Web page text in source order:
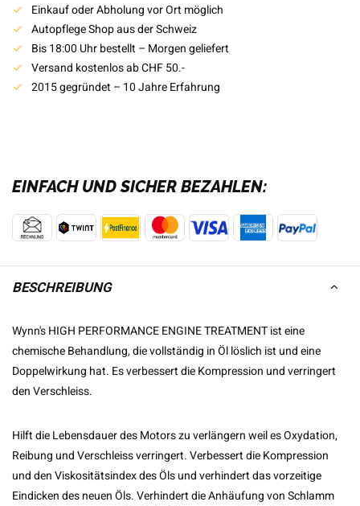
Einkauf oder Abholung vor Ort möglich
Autopflege Shop aus der Schweiz
Bis 18:00 Uhr bestellt – Morgen geliefert
Versand kostenlos ab CHF 50.-
2015 gegründet – 10 Jahre Erfahrung
EINFACH UND SICHER BEZAHLEN:
BESCHREIBUNG
Wynn's HIGH PERFORMANCE ENGINE TREATMENT ist eine
chemische Behandlung, die vollständig in Öl löslich ist und eine
Doppelwirkung hat. Es verbessert die Kompression und verringert
den Verschleiss.
Hilft die Lebensdauer des Motors zu verlängern weil es Oxydation,
Reibung und Verschleiss verringert. Verbessert die Kompression
und den Viskositätsindex des Öls und verhindert das vorzeitige
Eindicken des neuen Öls. Verhindert die Anhäufung von Schlamm